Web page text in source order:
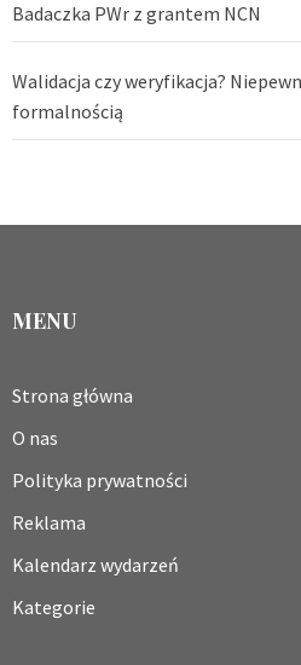
Badaczka PWr z grantem NCN
Walidacja czy weryfikacja?
formalnością
MENU
Strona główna
O nas
Polityka prywatności
Reklama
Kalendarz wydarzeń
Kategorie